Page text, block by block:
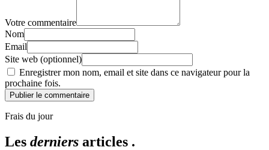
Votre commentaire
Nom
Email
Site web (optionnel)
Enregistrer mon nom, email et site dans ce navigateur pour la
prochaine fois.
Publier le commentaire
Frais du jour
Les derniers articles .